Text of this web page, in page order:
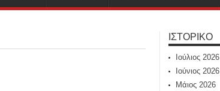
ΙΣΤΟΡΙΚΌ
Ιούλιος 2026
Ιούνιος 2026
Μάιος 2026